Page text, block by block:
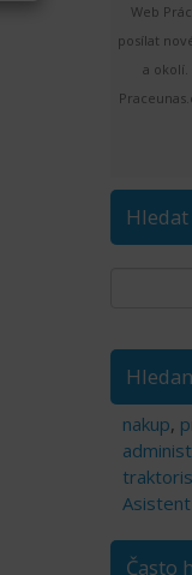
Web
posílat
a
nakup,
Asistent
Často